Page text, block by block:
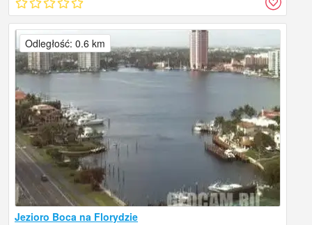
Jezioro Boca na Florydzie
Odległość: 0.6 km